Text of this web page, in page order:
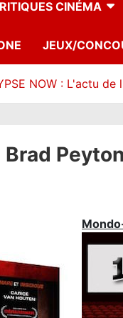
CINÉMA
JEUX/
NOW : L'actu de
Brad